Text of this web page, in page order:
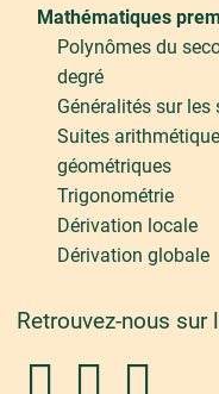
Mathématiques
Polynômes du
degré
Généralités sur les
Suites
géométriques
Trigonométrie
Dérivation locale
Dérivation globale
Retrouvez-nous sur